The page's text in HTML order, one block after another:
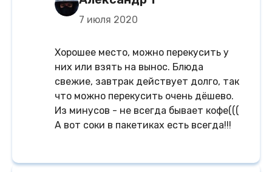
7 июля 2020
Хорошее место, можно перекусить у
них или взять на вынос. Блюда
свежие, завтрак действует долго, так
что можно перекусить очень дёшево.
Из минусов - не всегда бывает кофе(((
А вот соки в пакетиках есть всегда!!!